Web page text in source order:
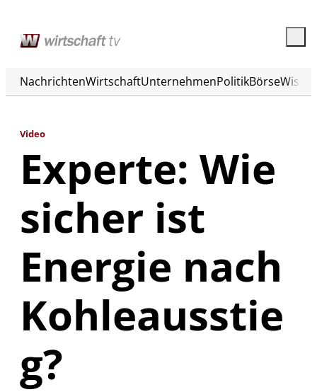
NachrichtenWirtschaftUnternehmenPolitikBörse
Video
Experte: Wie
sicher ist
Energie nach
Kohleausstie
g?